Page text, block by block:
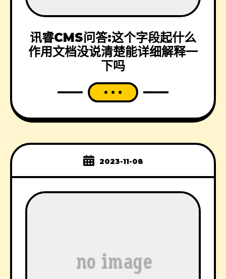
讯睿CMS问答:这个字段起什么
作用文档没说清楚能详细解释一
下吗
2023-11-08